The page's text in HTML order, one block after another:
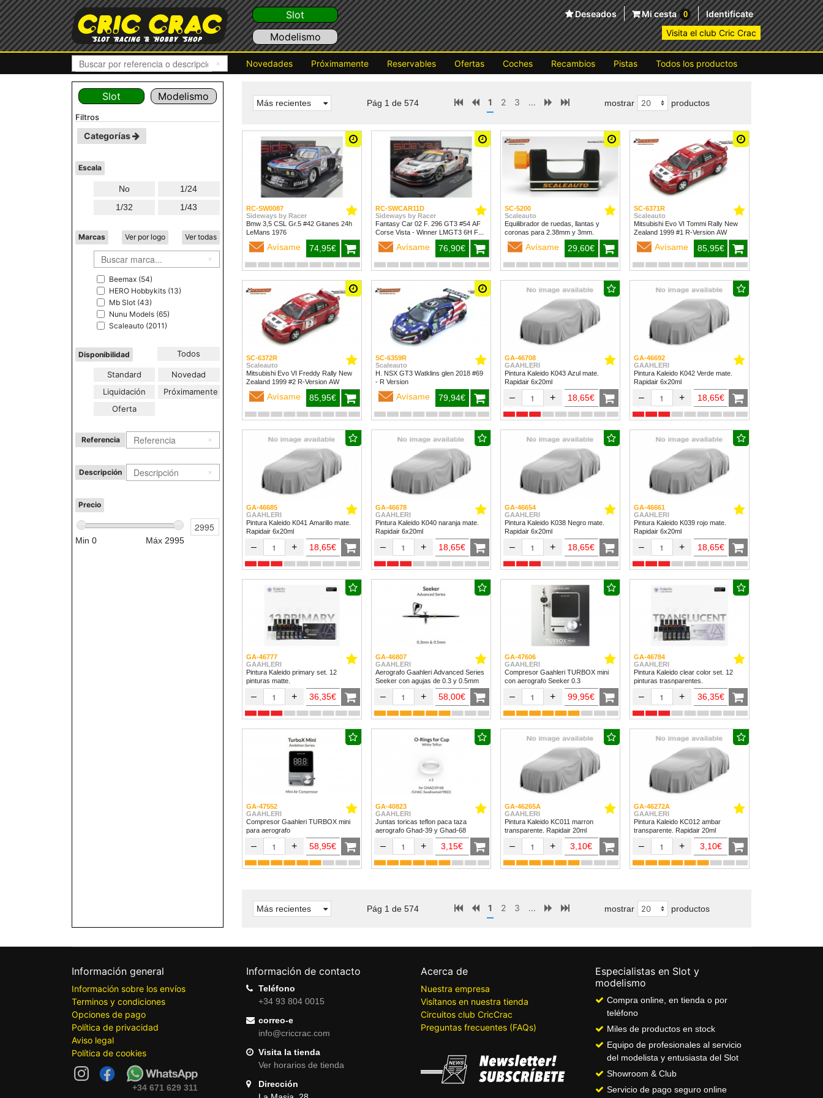
Slot
Modelismo
Deseados Mi cesta 0
Identifícate
Visita el club Cric Crac
Novedades Próximamente Reservables Ofertas Coches Recambios Pistas Todos los productos
Slot Modelismo
filtros
Categorías
Escala
No
1/24
1/32
1/43
Marcas Ver por logo Ver todas
Beemax (54)
HERO Hobbykits (13)
Mb Slot (43)
Nunu Models (65)
Scaleauto (2011)
Disponibilidad Todos
Standard
Novedad
Liquidación
Próximamente
Oferta
Referencia
Descripción
Precio
Min 0 Máx 2995
Más recientes Pág 1 de 574 1 2 3 ... mostrar productos
RC-SW0087
Sideways by Racer
Bmw 3,5 CSL Gr.5 #42 Gitanes 24h
LeMans 1976
Avísame 74,95€
RC-SWCAR11D
Sideways by Racer
Fantasy Car 02 F. 296 GT3 #54 AF
Corse Vista - Winner LMGT3 6H Fuji
2024
Avísame 76,90€
SC-5200
Scaleauto
Equilibrador de ruedas, llantas y
coronas para 2.38mm y 3mm.
Avísame 29,60€
SC-6371R
Scaleauto
Mitsubishi Evo VI Tommi Rally New
Zealand 1999 #1 R-Version AW
Avísame 85,95€
SC-6372R
Scaleauto
Mitsubishi Evo VI Freddy Rally New
Zealand 1999 #2 R-Version AW
Avísame 85,95€
SC-6359R
Scaleauto
H. NSX GT3 Watklins glen 2018 #69
- R Version
Avísame 79,94€
GA-46708
GAAHLERI
Pintura Kaleido K043 Azul mate.
Rapidair 6x20ml
– + 18,65€
GA-46692
GAAHLERI
Pintura Kaleido K042 Verde mate.
Rapidair 6x20ml
– + 18,65€
GA-46685
GAAHLERI
Pintura Kaleido K041 Amarillo mate.
Rapidair 6x20ml
– + 18,65€
GA-46678
GAAHLERI
Pintura Kaleido K040 naranja mate.
Rapidair 6x20ml
– + 18,65€
GA-46654
GAAHLERI
Pintura Kaleido K038 Negro mate.
Rapidair 6x20ml
– + 18,65€
GA-46661
GAAHLERI
Pintura Kaleido K039 rojo mate.
Rapidair 6x20ml
– + 18,65€
GA-46777
GAAHLERI
Pintura Kaleido primary set. 12
pinturas matte.
– + 36,35€
GA-46807
GAAHLERI
Aerografo Gaahleri Advanced Series
Seeker con agujas de 0.3 y 0.5mm
– + 58,00€
GA-47606
GAAHLERI
Compresor Gaahleri TURBOX mini
con aerografo Seeker 0.3
– + 99,95€
GA-46784
GAAHLERI
Pintura Kaleido clear color set. 12
pinturas trasnparentes.
– + 36,35€
GA-47552
GAAHLERI
Compresor Gaahleri TURBOX mini
para aerografo
– + 58,95€
GA-40823
GAAHLERI
Juntas toricas teflon paca taza
aerografo Ghad-39 y Ghad-68
– + 3,15€
GA-46265A
GAAHLERI
Pintura Kaleido KC011 marron
transparente. Rapidair 20ml
– + 3,10€
GA-46272A
GAAHLERI
Pintura Kaleido KC012 ambar
transparente. Rapidair 20ml
– + 3,10€
Más recientes Pág 1 de 574 1 2 3 ... mostrar productos
Información general
Información sobre los envíos
Terminos y condiciones
Opciones de pago
Política de privacidad
Aviso legal
Política de cookies
+34 671 629 311
Información de contacto
Teléfono
+34 93 804 0015
correo-e
info@criccrac.com
Visita la tienda
Ver horarios de tienda
Dirección
Acerca de
Nuestra empresa
Visítanos en nuestra tienda
Circuitos club CricCrac
Preguntas frecuentes (FAQs)
Especialistas en Slot y
modelismo
Compra online, en tienda o por
teléfono
Miles de productos en stock
Equipo de profesionales al servicio
del modelista y entusiasta del Slot
Showroom & Club
Servicio de pago seguro online